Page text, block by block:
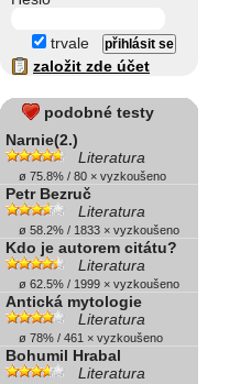
trvale
založit zde účet
podobné testy
Narnie(2.)
Literatura
ø 75.8% / 80 × vyzkoušeno
Petr Bezruč
Literatura
ø 58.2% / 1833 × vyzkoušeno
Kdo je autorem citátu?
Literatura
ø 62.5% / 1999 × vyzkoušeno
Antická mytologie
Literatura
ø 78% / 461 × vyzkoušeno
Bohumil Hrabal
Literatura